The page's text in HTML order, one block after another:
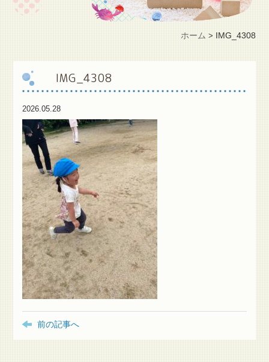
護者様専用ブログ
ホーム > IMG_4308
IMG_4308
2026.05.28
前の記事へ